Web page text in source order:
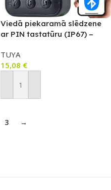
Viedā piekaramā slēdzene
ar PIN tastatūru (IP67) –
TUYA
15,08 €
Pievienot Grozam
3 →